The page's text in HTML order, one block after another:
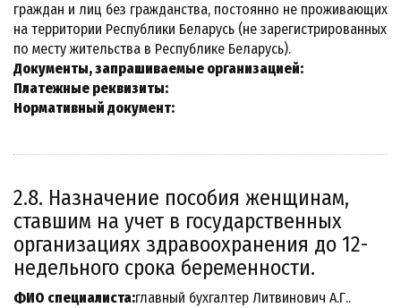
граждан и лиц без гражданства, постоянно не проживающих
на территории Республики Беларусь (не зарегистрированных
по месту жительства в Республике Беларусь).
Документы, запрашиваемые организацией:
Платежные реквизиты:
Нормативный документ:
2.8. Назначение пособия женщинам,
ставшим на учет в государственных
организациях здравоохранения до 12-
недельного срока беременности.
ФИО специалиста:главный бухгалтер Литвинович А.Г..